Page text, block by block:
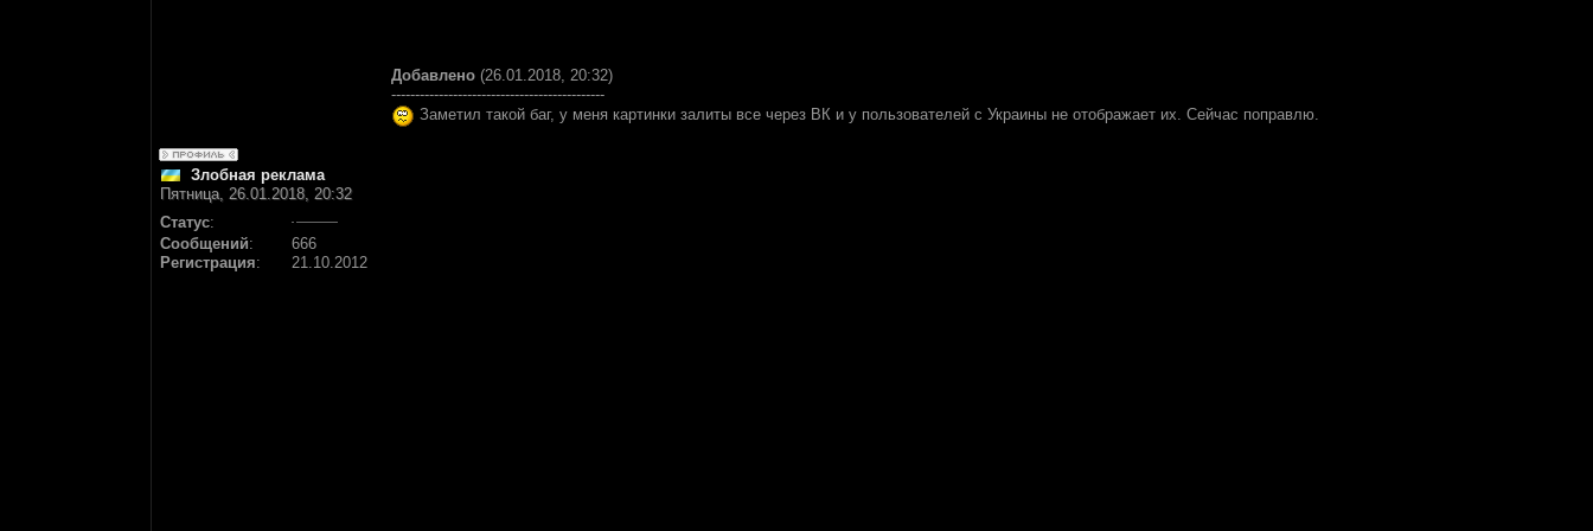
Добавлено (26.01.2018, 20:32)
---------------------------------------------
Заметил такой баг, у меня картинки залиты все через ВК и у пользователей с Украины не отображает их. Сейчас поправлю.
Злобная реклама
Пятница, 26.01.2018, 20:32
Статус:
Сообщений:
666
Регистрация: 21.10.2012